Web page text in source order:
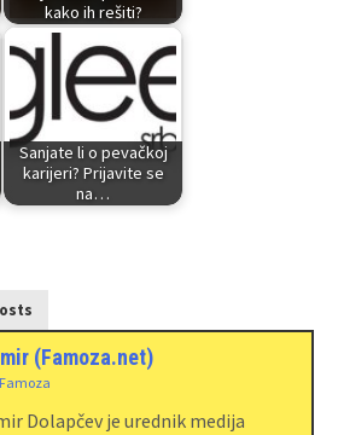
kako ih rešiti?
Sanjate li o pevačkoj
karijeri? Prijavite se
na…
(Famoza.net)
Famoza
Dolapčev je urednik medija